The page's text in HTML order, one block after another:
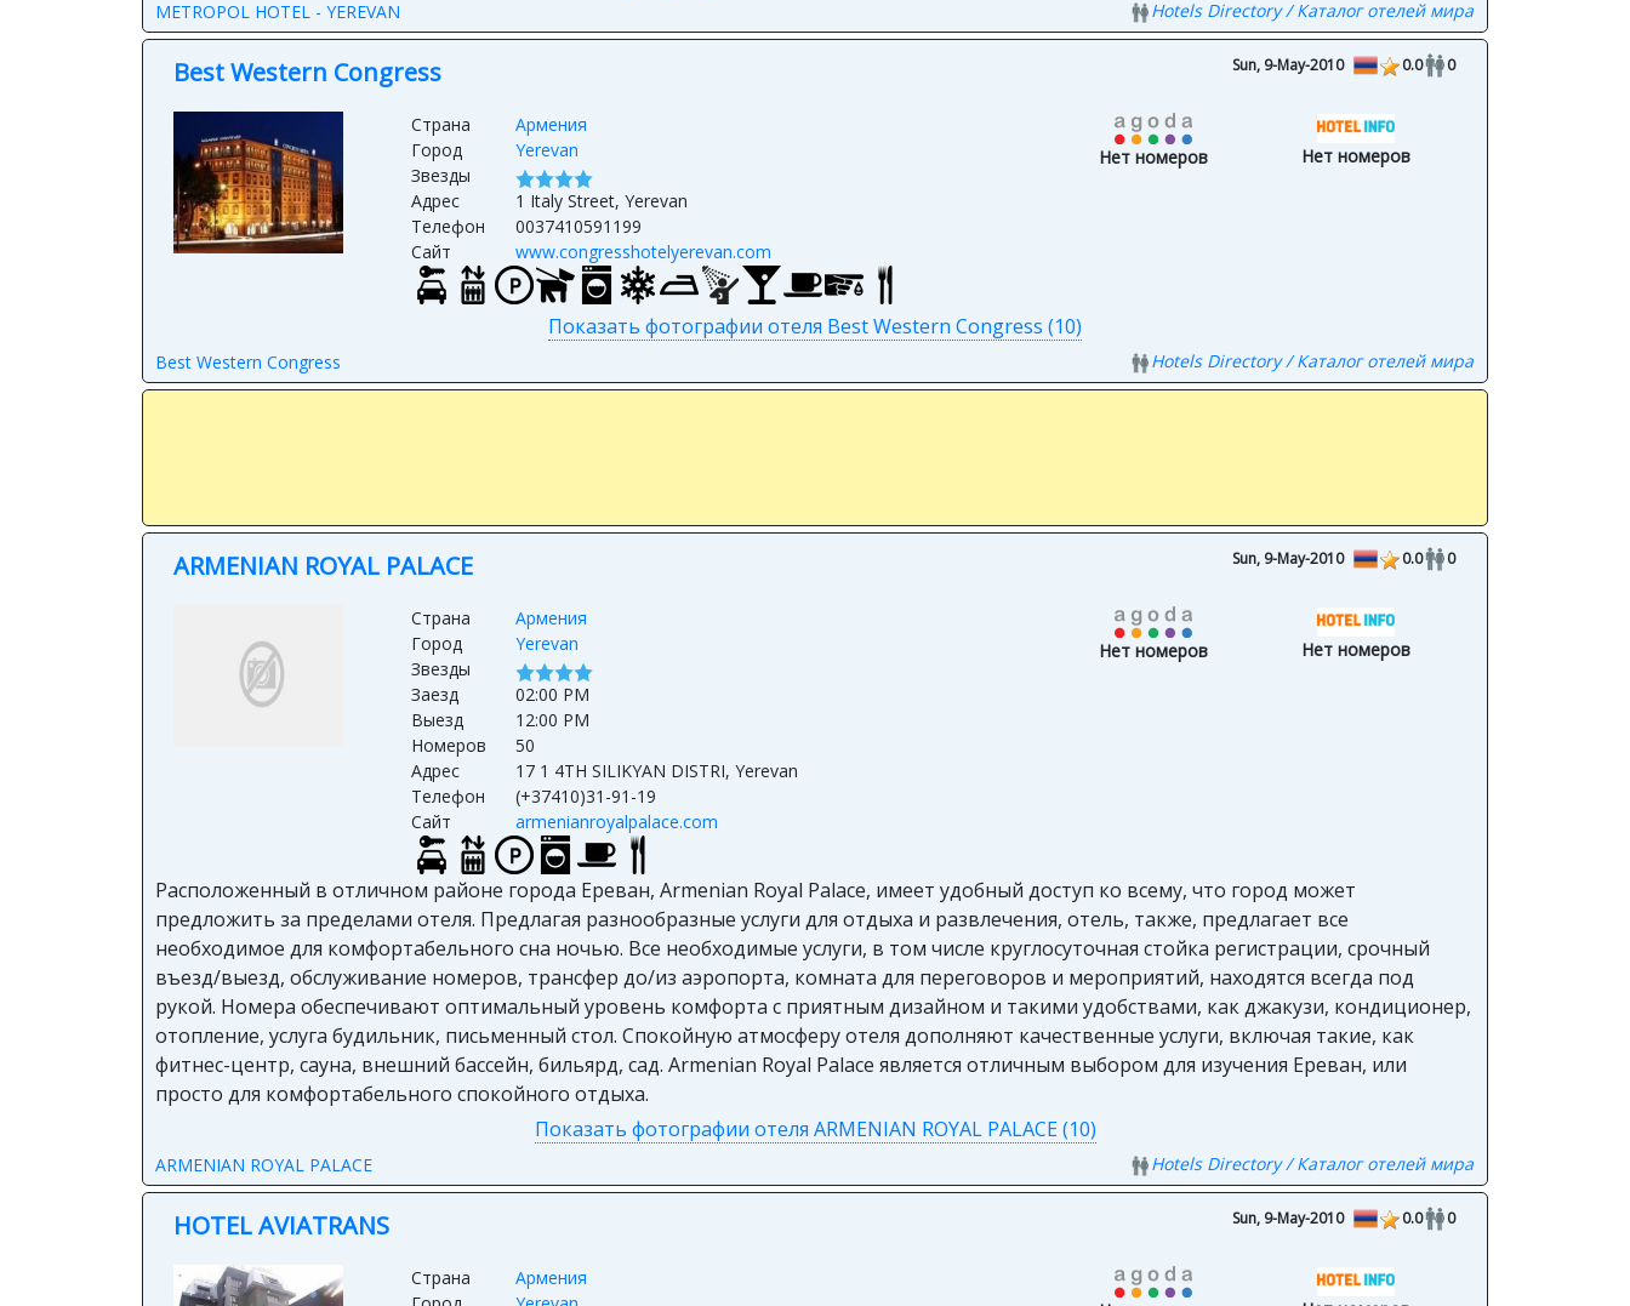
METROPOL HOTEL - YEREVAN Hotels Directory / Каталог отелей мира
Best Western Congress Sun, 9-May-2010 0.0 0
Страна
Армения
Город
Yerevan
Звезды
Адрес
1 Italy Street, Yerevan
Телефон
0037410591199
Сайт
www.congresshotelyerevan.com
Нет номеров Нет номеров
Показать фотографии отеля Best Western Congress (10)
Best Western Congress Hotels Directory / Каталог отелей мира
ARMENIAN ROYAL PALACE Sun, 9-May-2010 0.0 0
Страна
Армения
Город
Yerevan
Звезды
Заезд
02:00 PM
Выезд
12:00 PM
Номеров
50
Адрес
17 1 4TH SILIKYAN DISTRI, Yerevan
Телефон
(+37410)31-91-19
Сайт
armenianroyalpalace.com
Нет номеров Нет номеров
Расположенный в отличном районе города Ереван, Armenian Royal Palace, имеет удобный доступ ко всему, что город может
предложить за пределами отеля. Предлагая разнообразные услуги для отдыха и развлечения, отель, также, предлагает все
необходимое для комфортабельного сна ночью. Все необходимые услуги, в том числе круглосуточная стойка регистрации, срочный
въезд/выезд, обслуживание номеров, трансфер до/из аэропорта, комната для переговоров и мероприятий, находятся всегда под
рукой. Номера обеспечивают оптимальный уровень комфорта с приятным дизайном и такими удобствами, как джакузи, кондиционер,
отопление, услуга будильник, письменный стол. Спокойную атмосферу отеля дополняют качественные услуги, включая такие, как
фитнес-центр, сауна, внешний бассейн, бильярд, сад. Armenian Royal Palace является отличным выбором для изучения Ереван, или
просто для комфортабельного спокойного отдыха.
Показать фотографии отеля ARMENIAN ROYAL PALACE (10)
ARMENIAN ROYAL PALACE Hotels Directory / Каталог отелей мира
HOTEL AVIATRANS Sun, 9-May-2010 0.0 0
Страна
Армения